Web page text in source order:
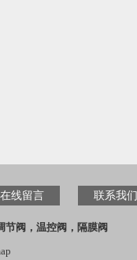
在线留言 联系我们
节阀，温控阀，隔膜阀